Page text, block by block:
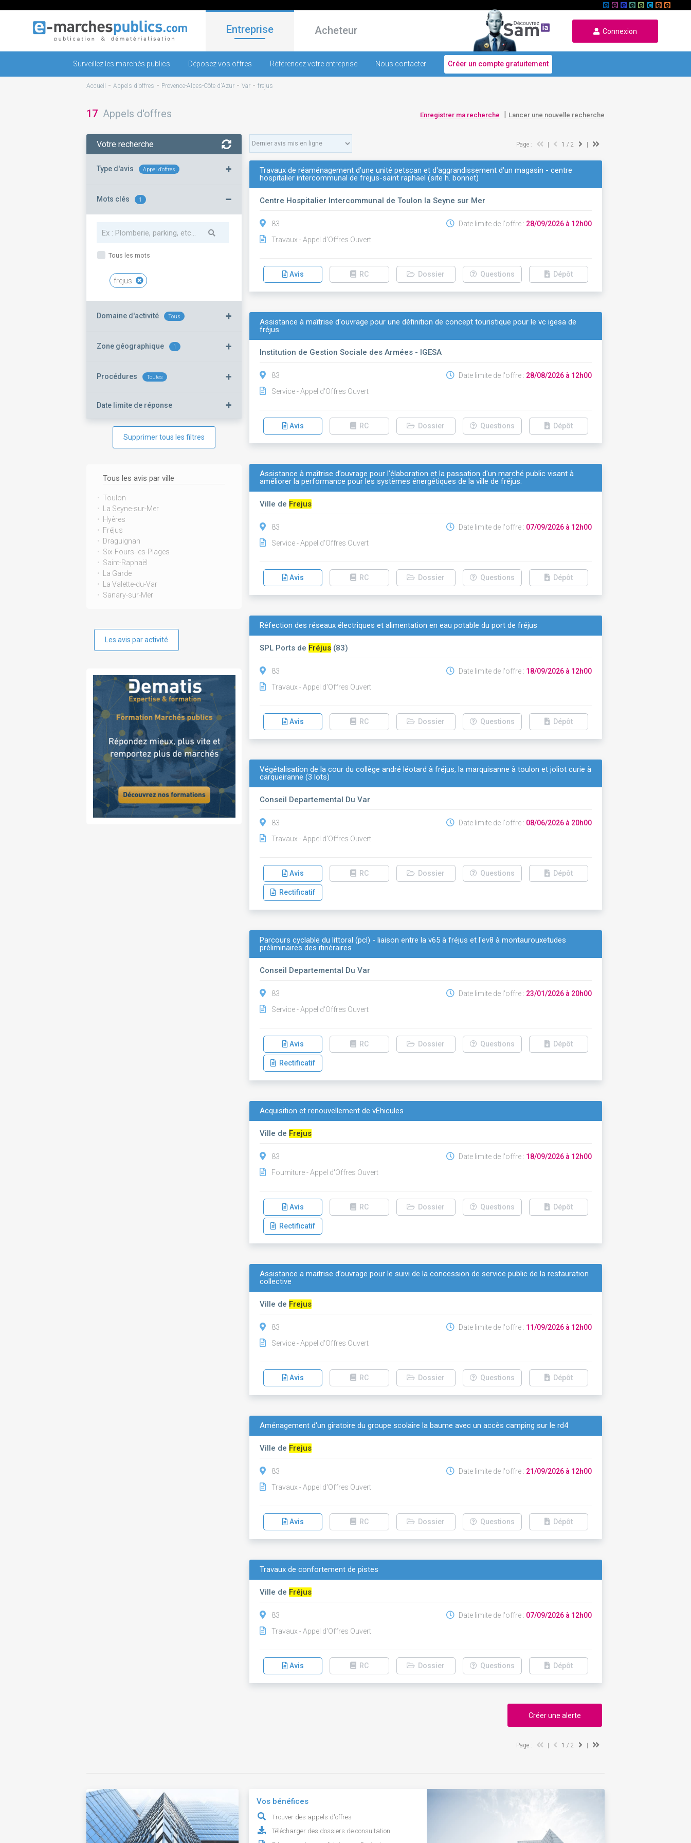
Entreprise Acheteur Connexion
Surveillez les marchés publics Déposez vos offres Référencez votre entreprise Nous contacter Créer un compte gratuitement
Accueil - Appels d'offres - Provence-Alpes-Côte d'Azur - Var - frejus
17 Appels d'offres Enregistrer ma recherche | Lancer une nouvelle recherche
Votre recherche
Type d'avis Appel d'offres +
Mots clés 1 –
Tous les mots
frejus
Domaine d'activité Tous +
Zone géographique 1 +
Procédures Toutes +
Date limite de réponse +
Supprimer tous les filtres
Tous les avis par ville
Toulon
La Seyne-sur-Mer
Hyères
Fréjus
Draguignan
Six-Fours-les-Plages
Saint-Raphaël
La Garde
La Valette-du-Var
Sanary-sur-Mer
Les avis par activité
Page : 1 / 2
Travaux de réaménagement d'une unité petscan et d'aggrandissement d'un magasin - centre
hospitalier intercommunal de frejus-saint raphael (site h. bonnet)
Centre Hospitalier Intercommunal de Toulon la Seyne sur Mer
83
Travaux - Appel d'Offres Ouvert
Date limite de l'offre : 28/09/2026 à 12h00
Avis RC Dossier Questions Dépôt
Assistance à maîtrise d'ouvrage pour une définition de concept touristique pour le vc igesa de
fréjus
Institution de Gestion Sociale des Armées - IGESA
83
Service - Appel d'Offres Ouvert
Date limite de l'offre : 28/08/2026 à 12h00
Avis RC Dossier Questions Dépôt
Assistance à maîtrise d’ouvrage pour l'élaboration et la passation d'un marché public visant à
améliorer la performance pour les systèmes énergétiques de la ville de fréjus.
Ville de Frejus
83
Service - Appel d'Offres Ouvert
Date limite de l'offre : 07/09/2026 à 12h00
Avis RC Dossier Questions Dépôt
Réfection des réseaux électriques et alimentation en eau potable du port de fréjus
SPL Ports de Fréjus (83)
83
Travaux - Appel d'Offres Ouvert
Date limite de l'offre : 18/09/2026 à 12h00
Avis RC Dossier Questions Dépôt
Végétalisation de la cour du collège andré léotard à fréjus, la marquisanne à toulon et joliot curie à
carqueiranne (3 lots)
Conseil Departemental Du Var
83
Travaux - Appel d'Offres Ouvert
Date limite de l'offre : 08/06/2026 à 20h00
Avis RC Dossier Questions Dépôt
Rectificatif
Parcours cyclable du littoral (pcl) - liaison entre la v65 à fréjus et l'ev8 à montaurouxetudes
préliminaires des itinéraires
Conseil Departemental Du Var
83
Service - Appel d'Offres Ouvert
Date limite de l'offre : 23/01/2026 à 20h00
Avis RC Dossier Questions Dépôt
Rectificatif
Acquisition et renouvellement de vÉhicules
Ville de Frejus
83
Fourniture - Appel d'Offres Ouvert
Date limite de l'offre : 18/09/2026 à 12h00
Avis RC Dossier Questions Dépôt
Rectificatif
Assistance a maitrise d’ouvrage pour le suivi de la concession de service public de la restauration
collective
Ville de Frejus
83
Service - Appel d'Offres Ouvert
Date limite de l'offre : 11/09/2026 à 12h00
Avis RC Dossier Questions Dépôt
Aménagement d'un giratoire du groupe scolaire la baume avec un accès camping sur le rd4
Ville de Frejus
83
Travaux - Appel d'Offres Ouvert
Date limite de l'offre : 21/09/2026 à 12h00
Avis RC Dossier Questions Dépôt
Travaux de confortement de pistes
Ville de Fréjus
83
Travaux - Appel d'Offres Ouvert
Date limite de l'offre : 07/09/2026 à 12h00
Avis RC Dossier Questions Dépôt
Créer une alerte
Page : 1 / 2
Vos bénéfices
Trouver des appels d'offres
Télécharger des dossiers de consultation